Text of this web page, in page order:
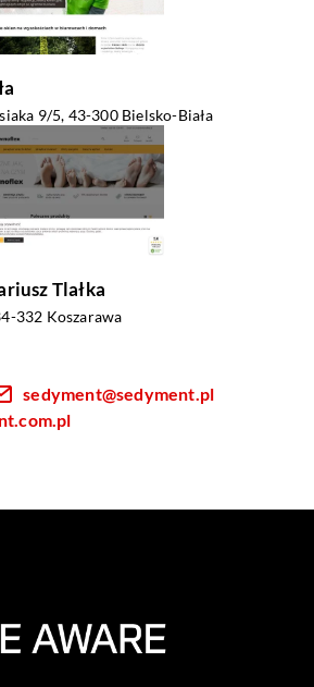
9/5, 43-300 Bielsko-Biała
Tlałka
332 Koszarawa
sedyment@sedyment.pl